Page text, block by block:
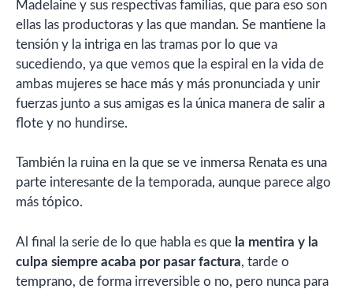
Madelaine y sus respectivas familias, que para eso son
ellas las productoras y las que mandan. Se mantiene la
tensión y la intriga en las tramas por lo que va
sucediendo, ya que vemos que la espiral en la vida de
ambas mujeres se hace más y más pronunciada y unir
fuerzas junto a sus amigas es la única manera de salir a
flote y no hundirse.
También la ruina en la que se ve inmersa Renata es una
parte interesante de la temporada, aunque parece algo
más tópico.
Al final la serie de lo que habla es que la mentira y la
culpa siempre acaba por pasar factura, tarde o
temprano, de forma irreversible o no, pero nunca para